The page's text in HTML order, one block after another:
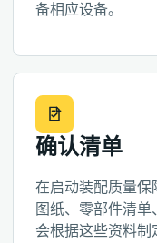
备相应设备。
确认清单
在启动装配质量保
图纸、零部件清
会根据这些资料制